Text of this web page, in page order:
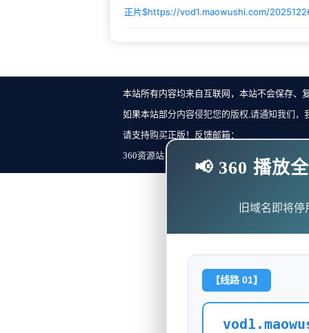
正片$https://vod1.maowushi.com/
本站所有内容均来自互联网，本站不会保存、
如果本站部分内容侵犯您的版权,请通知我们
请支持购买正版！反馈邮箱：
360资源站 Copyright ©2018-2023 All Rights
📢 360 播放
旧域名即将
【线路 01】